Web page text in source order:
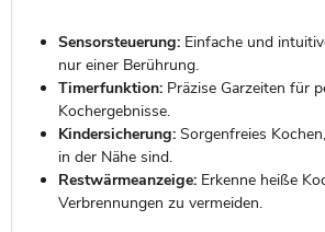
Sensorsteuerung:Einfache und
nur einer Berührung.
Timerfunktion:Präzise Garzeiten für
Kochergebnisse.
Kindersicherung:Sorgenfreies
in der Nähe sind.
Restwärmeanzeige:Erkenne heiße
Verbrennungen zu vermeiden.